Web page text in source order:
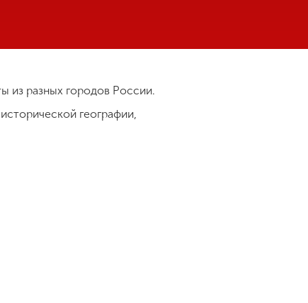
из разных городов России.
географии,